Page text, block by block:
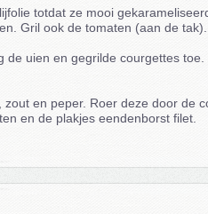
totdat ze mooi
Gril ook de tomaten (aan de tak).
uien en gegrilde courgettes toe.
en peper. Roer deze door de
en de plakjes eendenborst filet.